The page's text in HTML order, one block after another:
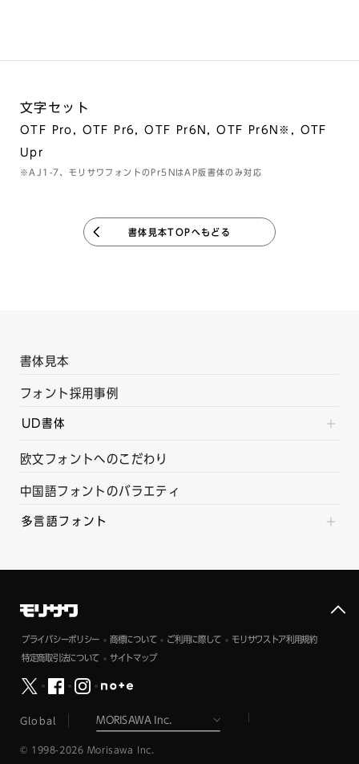
文字セット
OTF Pro, OTF Pr6, OTF Pr6N, OTF Pr6N※, OTF
Upr
※AJ1-7、モリサワフォントのPr5NはAP版書体のみ対応
書体見本TOPへもどる
書体見本
フォント採用事例
UD書体
欧文フォントへのこだわり
中国語フォントのバラエティ
多言語フォント
プライバシーポリシー 商標について ご利用に際して モリサワストア利用規約
特定商取引法について サイトマップ
Global
© 1998-2026 Morisawa Inc.